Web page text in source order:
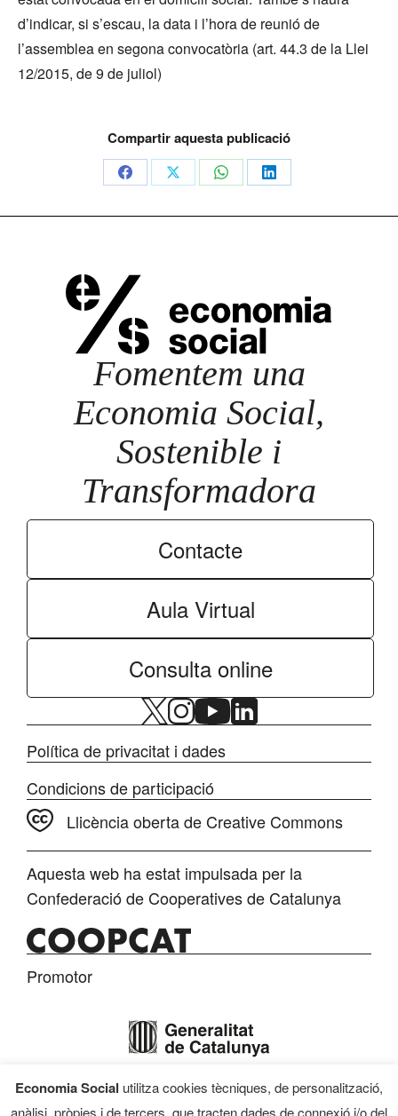
d’indicar, si s’escau, la data i l’hora de reunió de
l’assemblea en segona convocatòria (art. 44.3 de la Llei
12/2015, de 9 de juliol)
Compartir aquesta publicació
Share Share Share Share
Fomentem una
Economia Social,
Sostenible i
Transformadora
Contacte
Aula Virtual
Consulta online
Política de privacitat i dades
Condicions de participació
Llicència oberta de Creative Commons
Aquesta web ha estat impulsada per la
Confederació de Cooperatives de Catalunya
Promotor
Finançament
Economia Social utilitza cookies tècniques, de personalització,
anàlisi, pròpies i de tercers, que tracten dades de connexió i/o del